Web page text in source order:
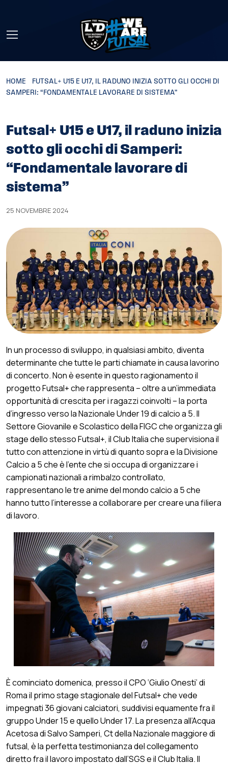
HOME
FUTSAL+ U15 E U17, IL RADUNO INIZIA SOTTO GLI OCCHI DI
SAMPERI: “FONDAMENTALE LAVORARE DI SISTEMA”
Futsal+ U15 e U17, il raduno inizia
sotto gli occhi di Samperi:
“Fondamentale lavorare di
sistema”
25 NOVEMBRE 2024
In un processo di sviluppo, in qualsiasi ambito, diventa
determinante che tutte le parti chiamate in causa lavorino
di concerto. Non è esente in questo ragionamento il
progetto Futsal+ che rappresenta – oltre a un’immediata
opportunità di crescita per i ragazzi coinvolti – la porta
d’ingresso verso la Nazionale Under 19 di calcio a 5. Il
Settore Giovanile e Scolastico della FIGC che organizza gli
stage dello stesso Futsal+, il Club Italia che supervisiona il
tutto con attenzione in virtù di quanto sopra e la Divisione
Calcio a 5 che è l’ente che si occupa di organizzare i
campionati nazionali a rimbalzo controllato,
rappresentano le tre anime del mondo calcio a 5 che
hanno tutto l’interesse a collaborare per creare una filiera
di lavoro.
È cominciato domenica, presso il CPO ‘Giulio Onesti’ di
Roma il primo stage stagionale del Futsal+ che vede
impegnati 36 giovani calciatori, suddivisi equamente fra il
gruppo Under 15 e quello Under 17. La presenza all’Acqua
Acetosa di Salvo Samperi, Ct della Nazionale maggiore di
futsal, è la perfetta testimonianza del collegamento
diretto fra il lavoro impostato dall’SGS e il Club Italia. Il